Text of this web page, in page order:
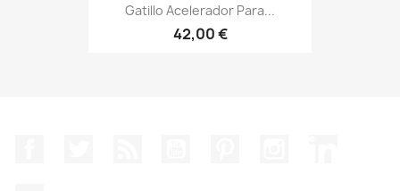
Gatillo Acelerador Para...
42,00 €